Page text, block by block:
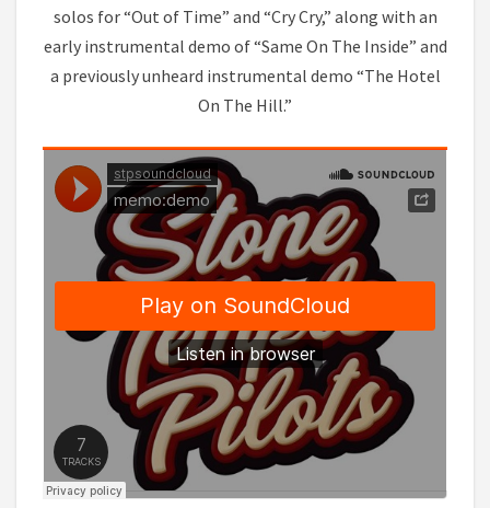
solos for “Out of Time” and “Cry Cry,” along with an
early instrumental demo of “Same On The Inside” and
a previously unheard instrumental demo “The Hotel
On The Hill.”